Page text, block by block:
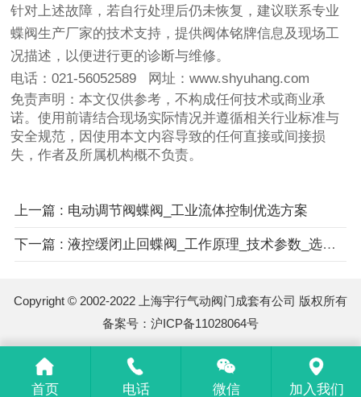
针对上述故障，若自行处理后仍未恢复，建议联系专业
蝶阀生产厂家的技术支持，提供阀体铭牌信息及现场工
况描述，以便进行更的诊断与维修。
电话：021-56052589 网址：www.shyuhang.com
免责声明：本文仅供参考，不构成任何技术或商业承
诺。使用前请结合现场实际情况并遵循相关行业标准与
安全规范，因使用本文内容导致的任何直接或间接损
失，作者及所属机构概不负责。
上一篇 : 电动调节阀蝶阀_工业流体控制优选方案
下一篇 : 液控缓闭止回蝶阀_工作原理_技术参数_选型指南
Copyright © 2002-2022 上海宇行气动阀门成套有公司 版权所有
备案号： 沪ICP备11028064号
首页 电话 微信 加入我们